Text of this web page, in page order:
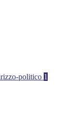
politico 1